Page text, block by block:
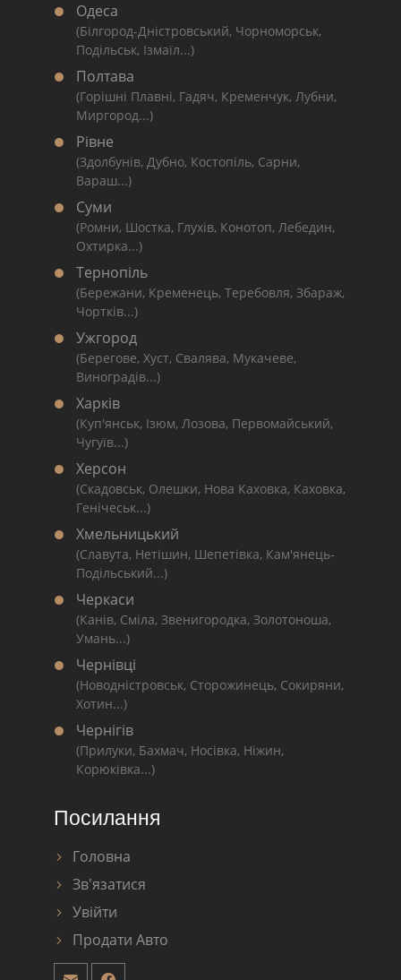
Одеса
(Білгород-Дністровський, Чорноморськ,
Подільськ, Ізмаїл...)
Полтава
(Горішні Плавні, Гадяч, Кременчук, Лубни,
Миргород...)
Рівне
(Здолбунів, Дубно, Костопіль, Сарни,
Вараш...)
Суми
(Ромни, Шостка, Глухів, Конотоп, Лебедин,
Охтирка...)
Тернопіль
(Бережани, Кременець, Теребовля, Збараж,
Чортків...)
Ужгород
(Берегове, Хуст, Свалява, Мукачеве,
Виноградів...)
Харків
(Куп'янськ, Ізюм, Лозова, Первомайський,
Чугуїв...)
Херсон
(Скадовськ, Олешки, Нова Каховка, Каховка,
Генічеськ...)
Хмельницький
(Славута, Нетішин, Шепетівка, Кам'янець-
Подільський...)
Черкаси
(Канів, Сміла, Звенигородка, Золотоноша,
Умань...)
Чернівці
(Новодністровськ, Сторожинець, Сокиряни,
Хотин...)
Чернігів
(Прилуки, Бахмач, Носівка, Ніжин,
Корюківка...)
Посилання
Головна
Зв'язатися
Увійти
Продати Авто